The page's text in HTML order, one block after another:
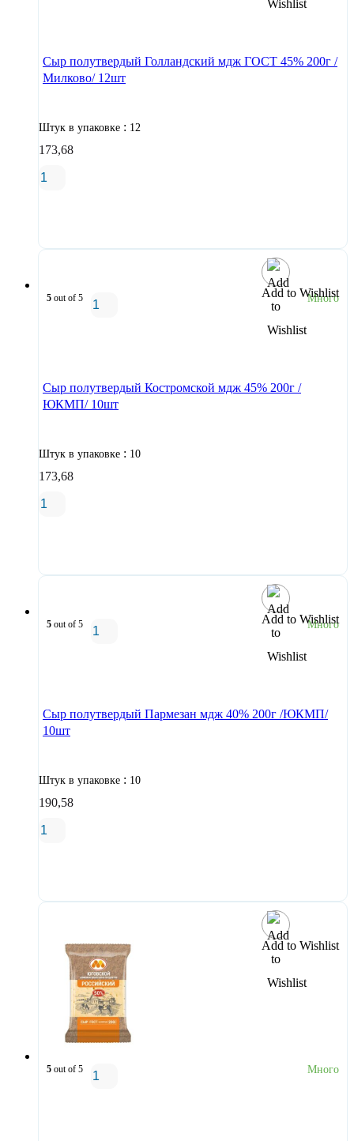
Сыр полутвердый Голландский мдж ГОСТ 45% 200г /
Милково/ 12шт
Штук в упаковке : 12
173,68
Add to Wishlist
5 out of 5 Много
Сыр полутвердый Костромской мдж 45% 200г /
ЮКМП/ 10шт
Штук в упаковке : 10
173,68
Add to Wishlist
5 out of 5 Много
Сыр полутвердый Пармезан мдж 40% 200г /ЮКМП/
10шт
Штук в упаковке : 10
190,58
Add to Wishlist
5 out of 5 Много